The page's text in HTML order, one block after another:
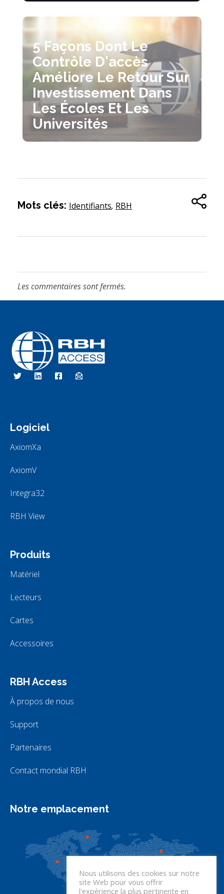
5 Façons Dont Le
Contrôle D'accès
Améliore Le Retour Sur
Investissement Dans
Les Écoles Et Les
Universités
Mots clés: Identifiants, RBH
Les commentaires sont fermés.
Technologies d'accès RBH
Nous sommes le contrôle d'accès
Logiciel
AxiomXa
AxiomV
Integra32
RBH View
Produits
Matériel
Lecteurs
Cartes
Accessoires
RBH Access
À propos de nous
Support
Partenaires
Contact mondial RBH
Notre emplacement
Nous utilisons des cookies sur notre
site Web pour vous offrir
l'expérience la plus pertinente en